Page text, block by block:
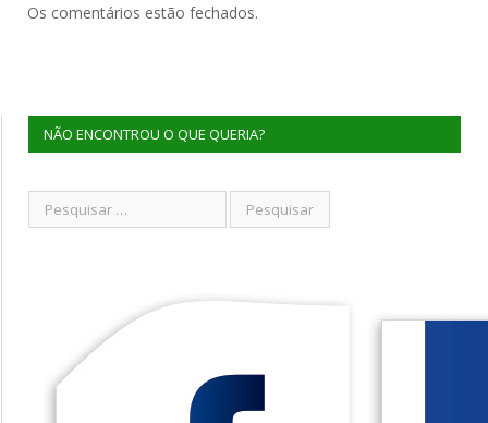
Os comentários estão fechados.
NÃO ENCONTROU O QUE QUERIA?